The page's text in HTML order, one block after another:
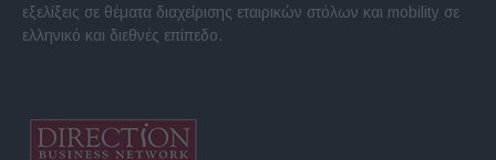
εξελίξεις σε θέματα διαχείρισης εταιρικών στόλων και mobility σε
ελληνικό και διεθνές επίπεδο.